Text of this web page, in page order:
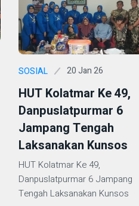
SOSIAL 20 Jan 26
HUT Kolatmar Ke 49,
Danpuslatpurmar 6
Jampang Tengah
Laksanakan Kunsos
HUT Kolatmar Ke 49,
Danpuslatpurmar 6 Jampang
Tengah Laksanakan Kunsos